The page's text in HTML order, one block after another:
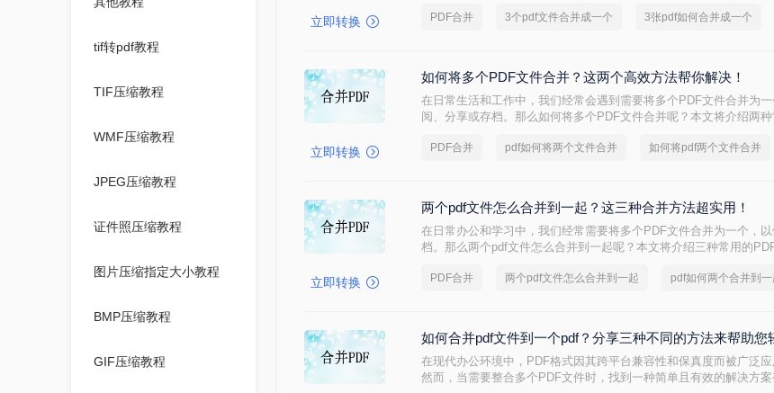
tif转pdf教程
TIF压缩教程
WMF压缩教程
JPEG压缩教程
证件照压缩教程
图片压缩指定大小教程
BMP压缩教程
GIF压缩教程
立即转换 PDF合并 3个pdf文件合并成一个 3张pdf如何合并成一个
立即转换
如何将多个PDF文件合并？这两个高效方法帮你解决！
在日常生活和工作中，我们经常会遇到需要将多个PDF文件合并为
阅、分享或存档。那么如何将多个PDF文件合并呢？本文将介绍两种
PDF合并 pdf如何将两个文件合并 如何将pdf两个文件合并
立即转换
两个pdf文件怎么合并到一起？这三种合并方法超实用！
在日常办公和学习中，我们经常需要将多个PDF文件合并为一个，
档。那么两个pdf文件怎么合并到一起呢？本文将介绍三种常用的PDF
PDF合并 两个pdf文件怎么合并到一起 pdf如何两个合并到一
如何合并pdf文件到一个pdf？分享三种不同的方法来帮助您
在现代办公环境中，PDF格式因其跨平台兼容性和保真度而被广泛应
然而，当需要整合多个PDF文件时，找到一种简单且有效的解决方